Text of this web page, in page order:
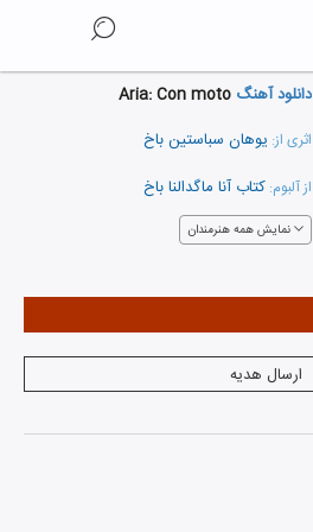
دانلود آهنگ Aria: Con moto
اثری از: یوهان سباستین باخ
از آلبوم: کتاب آنا ماگدالنا باخ
نمایش همه هنرمندان
ارسال هدیه